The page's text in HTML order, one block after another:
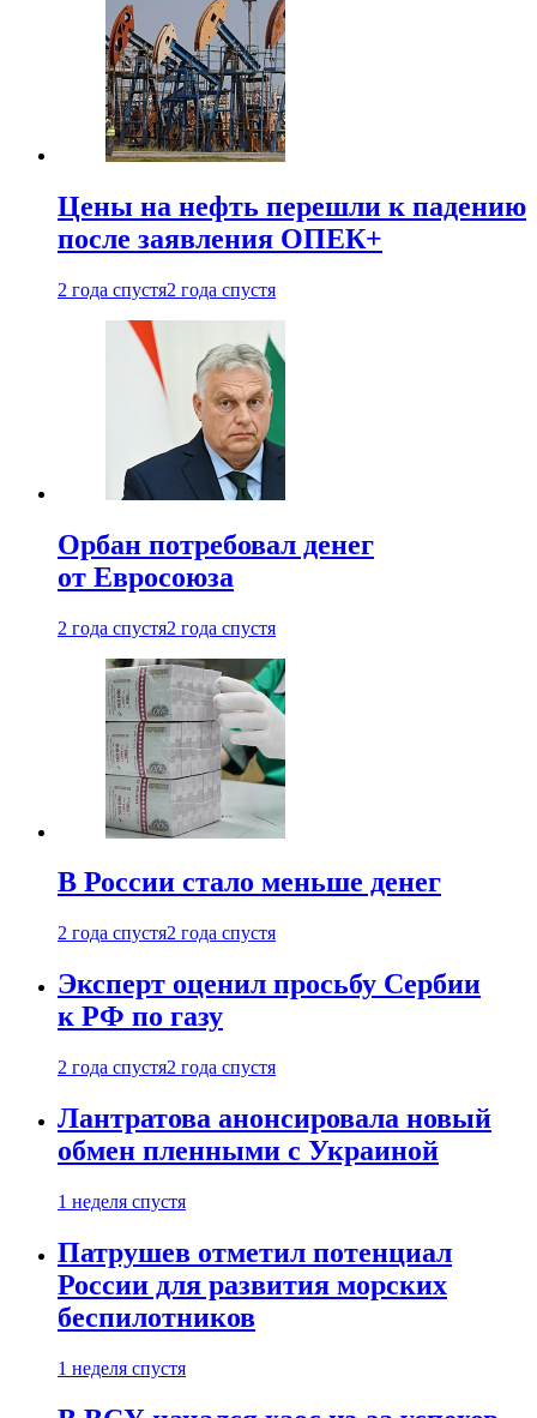
Цены на нефть перешли к падению
после заявления ОПЕК+
2 года спустя2 года спустя
Орбан потребовал денег
от Евросоюза
2 года спустя2 года спустя
В России стало меньше денег
2 года спустя2 года спустя
Эксперт оценил просьбу Сербии
к РФ по газу
2 года спустя2 года спустя
Лантратова анонсировала новый
обмен пленными с Украиной
1 неделя спустя
Патрушев отметил потенциал
России для развития морских
беспилотников
1 неделя спустя